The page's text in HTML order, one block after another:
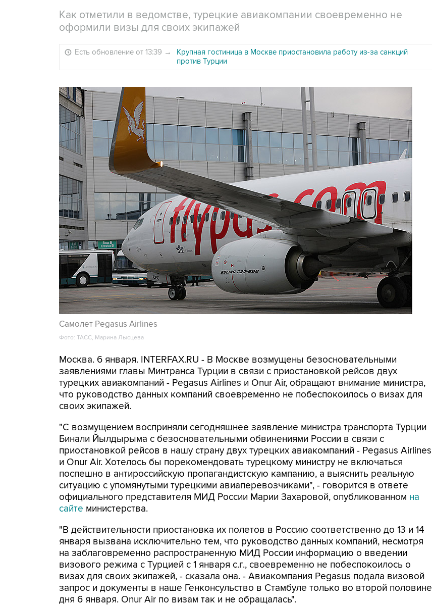
Как отметили в ведомстве, турецкие авиакомпании своевременно не
оформили визы для своих экипажей
Есть обновление от 13:39 →
Крупная гостиница в Москве приостановила работу из-за санкций
против Турции
Самолет Pegasus Airlines
Фото: ТАСС, Марина Лысцева
Москва. 6 января. INTERFAX.RU - В Москве возмущены безосновательными
заявлениями главы Минтранса Турции в связи с приостановкой рейсов двух
турецких авиакомпаний - Pegasus Airlines и Onur Air, обращают внимание министра,
что руководство данных компаний своевременно не побеспокоилось о визах для
своих экипажей.
"С возмущением восприняли сегодняшнее заявление министра транспорта Турции
Бинали Йылдырыма с безосновательными обвинениями России в связи с
приостановкой рейсов в нашу страну двух турецких авиакомпаний - Pegasus Airlines
и Onur Air. Хотелось бы порекомендовать турецкому министру не включаться
поспешно в антироссийскую пропагандистскую кампанию, а выяснить реальную
ситуацию с упомянутыми турецкими авиаперевозчиками", - говорится в ответе
официального представителя МИД России Марии Захаровой, опубликованном на
сайте министерства.
"В действительности приостановка их полетов в Россию соответственно до 13 и 14
января вызвана исключительно тем, что руководство данных компаний, несмотря
на заблаговременно распространенную МИД России информацию о введении
визового режима с Турцией с 1 января с.г., своевременно не побеспокоилось о
визах для своих экипажей, - сказала она. - Авиакомпания Pegasus подала визовой
запрос и документы в наше Генконсульство в Стамбуле только во второй половине
дня 6 января. Onur Air по визам так и не обращалась".